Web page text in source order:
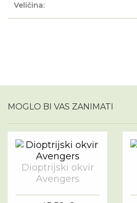
Veličina:
MOGLO BI VAS ZANIMATI
Dioptrijski okvir
Avengers